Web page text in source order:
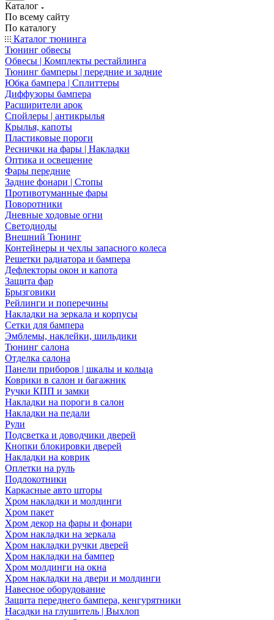
Каталог
По всему сайту
По каталогу
Каталог тюнинга
Тюнинг обвесы
Обвесы | Комплекты рестайлинга
Тюнинг бамперы | передние и задние
Юбка бампера | Сплиттеры
Диффузоры бампера
Расширители арок
Спойлеры | антикрылья
Крылья, капоты
Пластиковые пороги
Реснички на фары | Накладки
Оптика и освещение
Фары передние
Задние фонари | Стопы
Противотуманные фары
Поворотники
Дневные ходовые огни
Светодиоды
Внешний Тюнинг
Контейнеры и чехлы запасного колеса
Решетки радиатора и бампера
Дефлекторы окон и капота
Защита фар
Брызговики
Рейлинги и поперечины
Накладки на зеркала и корпусы
Сетки для бампера
Эмблемы, наклейки, шильдики
Тюнинг салона
Отделка салона
Панели приборов | шкалы и кольца
Коврики в салон и багажник
Ручки КПП и замки
Накладки на пороги в салон
Накладки на педали
Рули
Подсветка и доводчики дверей
Кнопки блокировки дверей
Накладки на коврик
Оплетки на руль
Подлокотники
Каркасные авто шторы
Хром накладки и молдинги
Хром пакет
Хром декор на фары и фонари
Хром накладки на зеркала
Хром накладки ручки дверей
Хром накладки на бампер
Хром молдинги на окна
Хром накладки на двери и молдинги
Навесное оборудование
Защита переднего бампера, кенгурятники
Насадки на глушитель | Выхлоп